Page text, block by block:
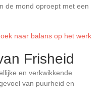
de mond oproept met een
naar balans op het werk
Frisheid
en verkwikkende
van puurheid en